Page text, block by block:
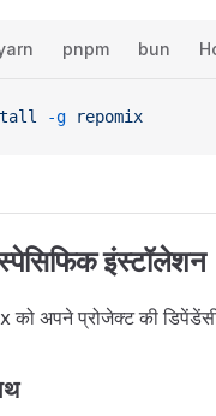
pnpm bun
-g repomix
इंस्टॉलेशन
को अपने प्रोजेक्ट की